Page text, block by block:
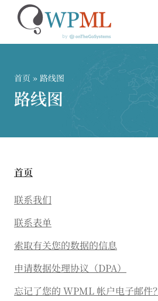
首页 » 路线图
路线图
首页
联系我们
联系表单
索取有关您的数据的信息
申请数据处理协议（DPA）
忘记了您的 WPML 帐户电子邮件？